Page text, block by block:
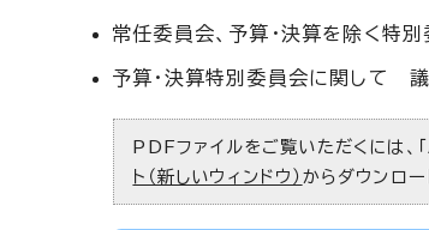
常任委員会、予算・決算を除
予算・決算特別委員会に関し
PDFファイルをご覧いただくには、
ト（新しいウィンドウ） からダウンロー